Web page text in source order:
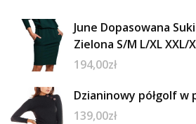
June Dopasowana
Zielona S/M L/XL XXL/
194,00zł
Dzianinowy półgolf w
139,00zł